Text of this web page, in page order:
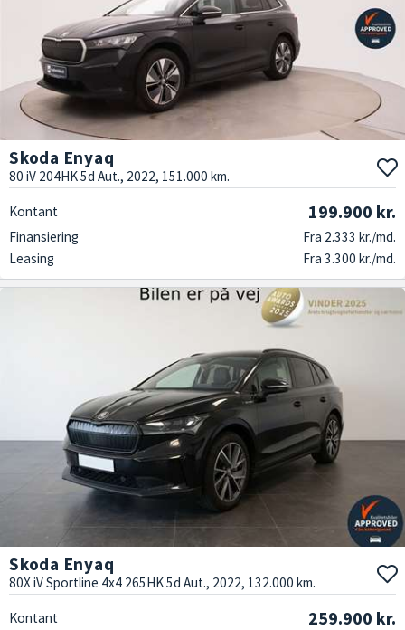
Skoda Enyaq
80 iV 204HK 5d Aut., 2022, 151.000 km.
Kontant 199.900 kr.
Finansiering
Fra 2.333 kr./md.
Leasing
Fra 3.300 kr./md.
Skoda Enyaq
80X iV Sportline 4x4 265HK 5d Aut., 2022, 132.000 km.
Kontant 259.900 kr.